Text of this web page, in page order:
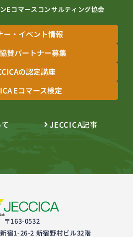
Eコマースコンサルティング協会
ー・イベント情報
賛パートナー募集
の認定講座
Eコマース検定
JECCICA記事
会
〒163-0532
宿1-26-2 新宿野村ビル32階